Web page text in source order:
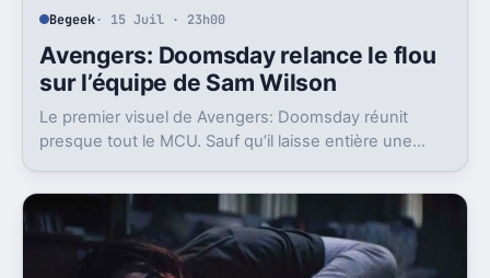
Begeek· 15 Juil · 23h00
Avengers: Doomsday relance le flou
sur l’équipe de Sam Wilson
Le premier visuel de Avengers: Doomsday réunit
presque tout le MCU. Sauf qu’il laisse entière une
Wilson ?